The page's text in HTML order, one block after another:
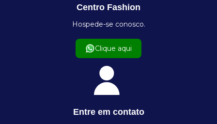
Centro Fashion
Hospede-se conosco.
Clique aqui
Entre em contato